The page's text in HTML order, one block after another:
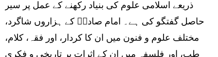
ذریعے اسلامی علوم کی بنیاد رکھنے کے عمل پر سیر
حاصل گفتگو کی ہے۔ امام صادقؑ کے ہزاروں شاگرد،
مختلف علوم و فنون میں ان کا کردار، اور فقہ، کلام،
طب، اور فلسفہ میں ان کے اثرات پر تاریخی و فکری